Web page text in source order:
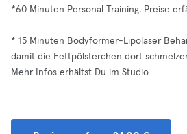
*60 Minuten Personal Training. Preise
* 15 Minuten Bodyformer-Lipolaser
damit die Fettpölsterchen dort
Mehr Infos erhältst Du im Studio